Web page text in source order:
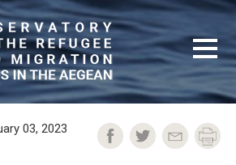
03, 2023